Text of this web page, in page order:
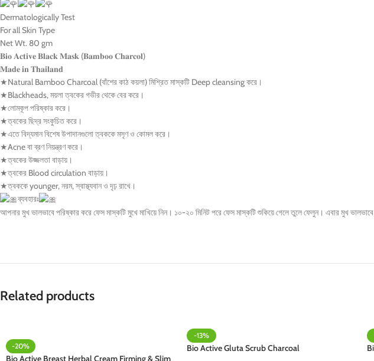
Dermatologically Test
For all Skin Type
Net Wt. 80 gm
𝐁𝐢𝐨 𝐀𝐜𝐭𝐢𝐯𝐞 𝐁𝐥𝐚𝐜𝐤 𝐌𝐚𝐬𝐤 (𝐁𝐚𝐦𝐛𝐨𝐨 𝐂𝐡𝐚𝐫𝐜𝐨𝐥)
𝐌𝐚𝐝𝐞 𝐢𝐧 𝐓𝐡𝐚𝐢𝐥𝐚𝐧𝐝
★Natural Bamboo Charcoal (বাঁশের কাঠ কয়লা) মিশ্রিত মাস্কটি Deep cleansing করে।
★Blackheads, ময়লা ত্বকের গভীর থেকে বের করে।
★লোমকূপ পরিষ্কার করে।
★ত্বকের ছিদ্র সংকুচিত করে।
★এতে বিদ্যমান বিশেষ উপাদানগুলো ত্বককে মসৃণ ও কোমল করে।
★Acne বা ব্রণ নিয়ন্ত্রণ করে।
★ত্বকের উজ্জলতা বাড়ায়।
★ত্বকের Blood circulation বাড়ায়।
★ত্বককে younger, নরম, স্বাস্থ্যবান ও দৃঢ় রাখে।
ব্যবহারঃ
আপনার মুখ ভালভাবে পরিষ্কার করে ফেস মাস্কটি মুখে মাখিয়ে নিন। ১০-২০ মিনিট পরে ফেস মাস্কটি শুকিয়ে গেলে তুলে ফেলুন। এবার মুখ
Related products
-20%
Bio Active Breast Herbal Cream Firming & Slim
-13%
Bio Active Gluta Scrub Charcoal